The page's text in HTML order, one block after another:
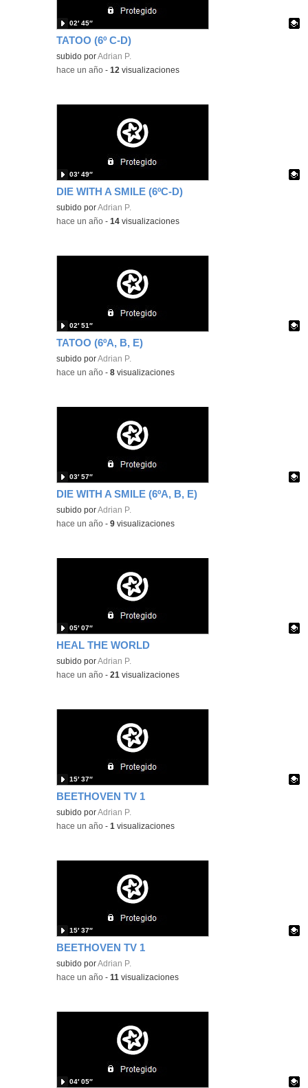
TATOO (6º C-D)
Contenido educativo.
subido porAdrian P.
02′ 45″
-hace un año -12 visualizaciones
DIE WITH A SMILE (6ºC-D)
Contenido educativo.
subido porAdrian P.
03′ 49″
-hace un año -14 visualizaciones
TATOO (6ºA, B, E)
Contenido educativo.
subido porAdrian P.
02′ 51″
-hace un año -8 visualizaciones
DIE WITH A SMILE (6ºA, B, E)
Contenido educativo.
subido porAdrian P.
03′ 57″
-hace un año -9 visualizaciones
HEAL THE WORLD
Contenido educativo.
subido porAdrian P.
05′ 07″
-hace un año -21 visualizaciones
BEETHOVEN TV 1
Contenido educativo.
subido porAdrian P.
15′ 37″
-hace un año -1 visualizaciones
BEETHOVEN TV 1
Contenido educativo.
subido porAdrian P.
15′ 37″
-hace un año -11 visualizaciones
04′ 05″